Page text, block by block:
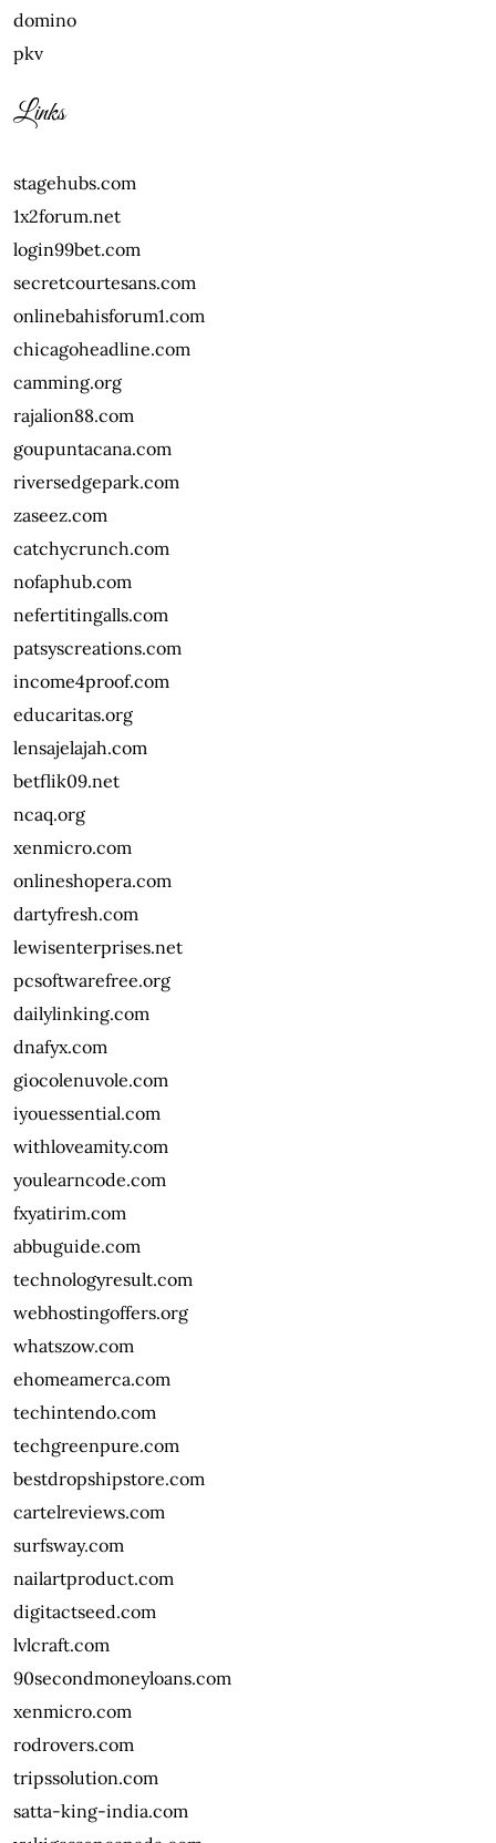
domino
pkv
Links
stagehubs.com
1x2forum.net
login99bet.com
secretcourtesans.com
onlinebahisforum1.com
chicagoheadline.com
camming.org
rajalion88.com
goupuntacana.com
riversedgepark.com
zaseez.com
catchycrunch.com
nofaphub.com
nefertitingalls.com
patsyscreations.com
income4proof.com
educaritas.org
lensajelajah.com
betflik09.net
ncaq.org
xenmicro.com
onlineshopera.com
dartyfresh.com
lewisenterprises.net
pcsoftwarefree.org
dailylinking.com
dnafyx.com
giocolenuvole.com
iyouessential.com
withloveamity.com
youlearncode.com
fxyatirim.com
abbuguide.com
technologyresult.com
webhostingoffers.org
whatszow.com
ehomeamerca.com
techintendo.com
techgreenpure.com
bestdropshipstore.com
cartelreviews.com
surfsway.com
nailartproduct.com
digitactseed.com
lvlcraft.com
90secondmoneyloans.com
xenmicro.com
rodrovers.com
tripssolution.com
satta-king-india.com